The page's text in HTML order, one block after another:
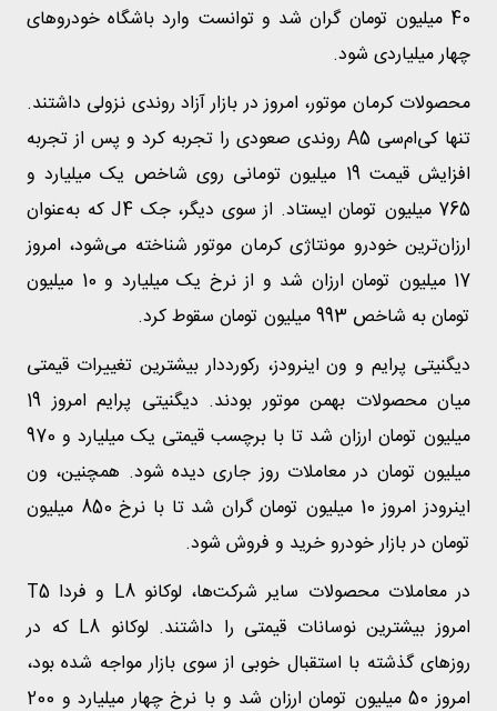
40 میلیون تومان گران شد و توانست وارد باشگاه خودروهای
چهار میلیاردی شود.
محصولات کرمان موتور، امروز در بازار آزاد روندی نزولی داشتند.
تنها کی‌ام‌سی A5 روندی صعودی را تجربه کرد و پس از تجربه
افزایش قیمت 19 میلیون تومانی روی شاخص یک میلیارد و
765 میلیون تومان ایستاد. از سوی دیگر، جک J4 که به‌عنوان
ارزان‌ترین خودرو مونتاژی کرمان موتور شناخته می‌شود، امروز
17 میلیون تومان ارزان شد و از نرخ یک میلیارد و 10 میلیون
تومان به شاخص 993 میلیون تومان سقوط کرد.
دیگنیتی پرایم و ون اینرودز، رکورددار بیشترین تغییرات قیمتی
میان محصولات بهمن موتور بودند. دیگنیتی پرایم امروز 19
میلیون تومان ارزان شد تا با برچسب قیمتی یک میلیارد و 970
میلیون تومان در معاملات روز جاری دیده شود. همچنین، ون
اینرودز امروز 10 میلیون تومان گران شد تا با نرخ 850 میلیون
تومان در بازار خودرو خرید و فروش شود.
در معاملات محصولات سایر شرکت‌ها، لوکانو L8 و فردا T5
امروز بیشترین نوسانات قیمتی را داشتند. لوکانو L8 که در
روزهای گذشته با استقبال خوبی از سوی بازار مواجه شده بود،
امروز 50 میلیون تومان ارزان شد و با نرخ چهار میلیارد و 200